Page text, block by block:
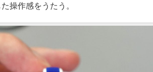
操作感をうたう。